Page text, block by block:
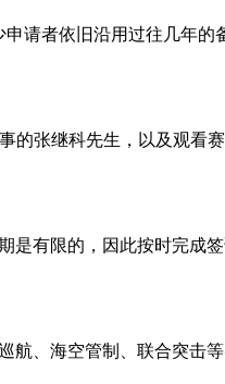
请者依旧沿用过往几年
张继科先生，以及观看
有限的，因此按时完成
、海空管制、联合突击